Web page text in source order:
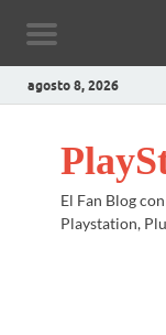
agosto 8, 2026
El Fan Blog
Playstation,